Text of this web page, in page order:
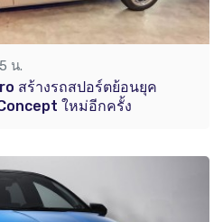
น.
สร้างรถสปอร์ตย้อนยุค
ใหม่อีกครั้ง